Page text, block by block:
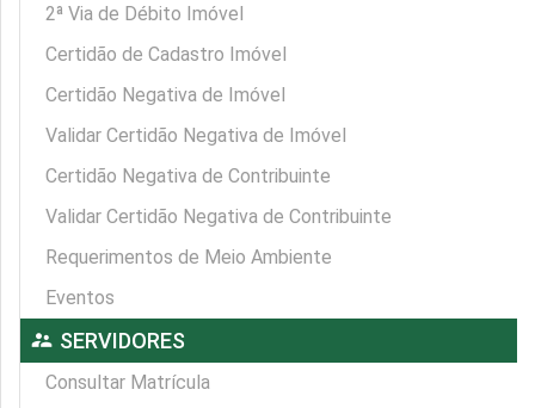
2ª Via de Débito Imóvel
Certidão de Cadastro Imóvel
Certidão Negativa de Imóvel
Validar Certidão Negativa de Imóvel
Certidão Negativa de Contribuinte
Validar Certidão Negativa de Contribuinte
Requerimentos de Meio Ambiente
Eventos
supervisor_account SERVIDORES
Consultar Matrícula